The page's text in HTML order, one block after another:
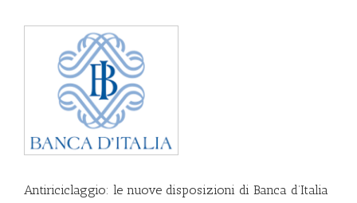
Antiriciclaggio: le nuove disposizioni di Banca d’Italia